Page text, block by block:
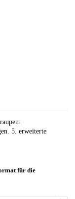
5. erweiterte
für die